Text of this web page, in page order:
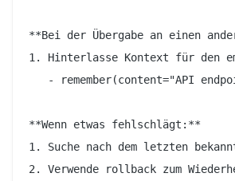
**Bei der Übergabe an einen
1. Hinterlasse Kontext für den
- remember(content="API
**Wenn etwas fehlschlägt:**
1. Suche nach dem letzten